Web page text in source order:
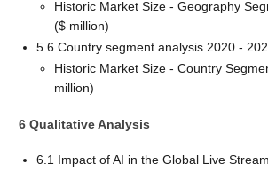
Historic Market Size - Geography
($ million)
5.6 Country segment analysis 2020 -
Historic Market Size - Country
million)
6 Qualitative Analysis
6.1 Impact of AI in the Global Live